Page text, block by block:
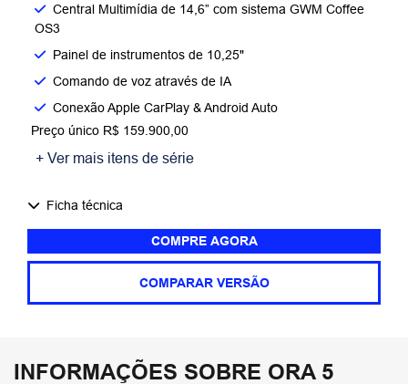
Central Multimídia de 14,6” com sistema GWM Coffee
OS3
Painel de instrumentos de 10,25"
Comando de voz através de IA
Conexão Apple CarPlay & Android Auto
Preço único R$ 159.900,00
+ Ver mais itens de série
Ficha técnica
COMPRE AGORA
COMPARAR VERSÃO
INFORMAÇÕES SOBRE ORA 5